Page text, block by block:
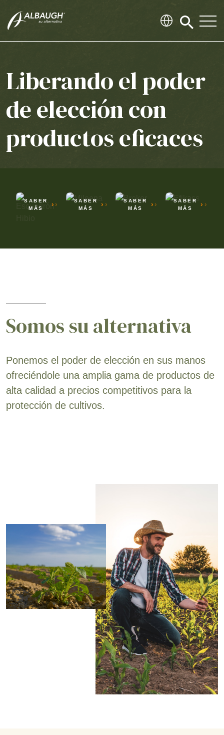
Click
search
Liberando el poder
de elección con
productos eficaces
SABER
MÁS
› ›
SABER
MÁS
› ›
SABER
MÁS
› ›
SABER
MÁS
› ›
Somos su alternativa
Ponemos el poder de elección en sus manos
ofreciéndole una amplia gama de productos de
alta calidad a precios competitivos para la
protección de cultivos.